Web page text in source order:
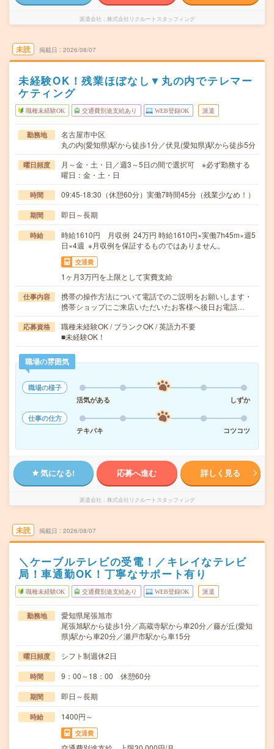
派遣会社 株式会社リクルートスタッフィング
未読 掲載日 2026/08/07
未経験OK！残業ほぼなし▼丸の内でテレマー
ケティング
職種未経験OK 交通費別途支給あり WEB登録OK 派遣
勤務地
名古屋市中区
丸の内(愛知県)駅から徒歩1分／伏見(愛知県)駅から徒歩5分
曜日頻度
月～金・土・日／週3～5日の間で選択可 ※必ず勤務する
曜日：金・土・日
時間 09:45-18:30（休憩60分）実働7時間45分（残業少なめ！）
期間 即日～長期
時給
時給1610円 月収例 24万円 時給1610円×実働7h45m×週5
日×4週 ※月収例を保証するものではありません。
交通費
1ヶ月3万円を上限として実費支給
仕事内容
携帯の操作方法について電話でのご説明をお願いします・
携帯ショップにご来店いただいたお客様へ後日お電話…
応募資格
職種未経験OK / ブランクOK / 英語力不要
■未経験OK！
職場の雰囲気
職場の様子
活気がある
しずか
仕事の仕方
テキパキ
コツコツ
気になる! 応募へ進む 詳しく見る
派遣会社 株式会社リクルートスタッフィング
未読 掲載日 2026/08/07
＼ケーブルテレビの受電！／キレイなテレビ
局！車通勤OK！丁寧なサポート有り
職種未経験OK 交通費別途支給あり WEB登録OK 派遣
勤務地
愛知県尾張旭市
尾張旭駅から徒歩1分／高蔵寺駅から車20分／藤が丘(愛知
県)駅から車20分／瀬戸市駅から車15分
曜日頻度 シフト制週休2日
時間 9：00～18：00 休憩60分
期間 即日～長期
時給 1400円～
交通費